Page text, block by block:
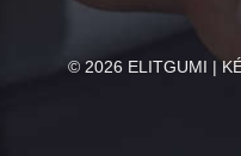
© 2026 ELITGUMI |